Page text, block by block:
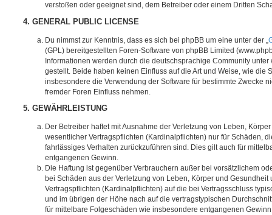
verstoßen oder geeignet sind, dem Betreiber oder einem Dritten
4. GENERAL PUBLIC LICENSE
Du nimmst zur Kenntnis, dass es sich bei phpBB um eine unter der „
(GPL) bereitgestellten Foren-Software von phpBB Limited
Informationen werden durch die deutschsprachige Community unter
gestellt. Beide haben keinen Einfluss auf die Art und Weise, wie die
insbesondere die Verwendung der Software für bestimmte Zwecke
fremder Foren Einfluss nehmen.
5. GEWÄHRLEISTUNG
Der Betreiber haftet mit Ausnahme der Verletzung von Leben,
wesentlicher Vertragspflichten (Kardinalpflichten) nur für Schäden,
fahrlässiges Verhalten zurückzuführen sind. Dies gilt auch für
entgangenen Gewinn.
Die Haftung ist gegenüber Verbrauchern außer bei vorsätzlichem
bei Schäden aus der Verletzung von Leben, Körper und
Vertragspflichten (Kardinalpflichten) auf die bei Vertragsschluss
und im übrigen der Höhe nach auf die vertragstypischen
für mittelbare Folgeschäden wie insbesondere entgangenen